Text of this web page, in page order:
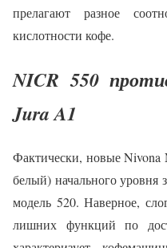
прелагают разное
кислотности кофе.
NICR 550
Jura A1
Фактически, новые
белый) начального уровня
модель 520. Наверное,
лишних функций по